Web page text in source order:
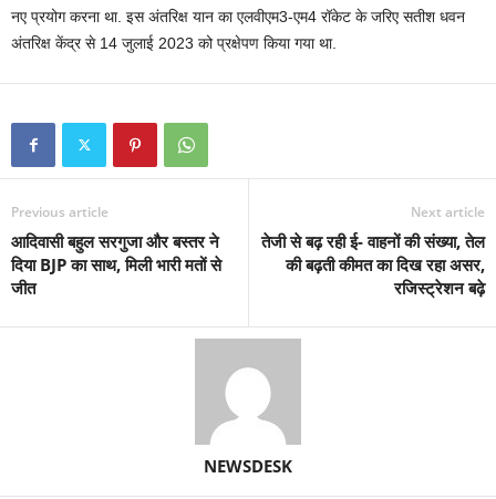
नए प्रयोग करना था. इस अंतरिक्ष यान का एलवीएम3-एम4 रॉकेट के जरिए सतीश धवन
अंतरिक्ष केंद्र से 14 जुलाई 2023 को प्रक्षेपण किया गया था.
Previous article
आदिवासी बहुल सरगुजा और बस्तर ने
दिया BJP का साथ, मिली भारी मतों से
जीत
Next article
तेजी से बढ़ रही ई- वाहनों की संख्या, तेल
की बढ़ती कीमत का दिख रहा असर,
रजिस्ट्रेशन बढ़े
NEWSDESK